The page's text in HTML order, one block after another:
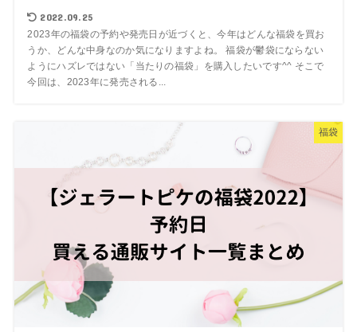
2022.09.25
2023年の福袋の予約や発売日が近づくと、今年はどんな福袋を買お
うか、どんな中身なのか気になりますよね。 福袋が鬱袋にならない
ようにハズレではない「当たりの福袋」を購入したいです^^ そこで
今回は、2023年に発売される...
福袋